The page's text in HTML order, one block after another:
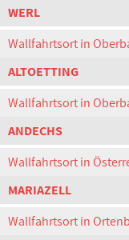
WERL
Wallfahrtsort in
ALTOETTING
Wallfahrtsort in
ANDECHS
Wallfahrtsort in
MARIAZELL
Wallfahrtsort in